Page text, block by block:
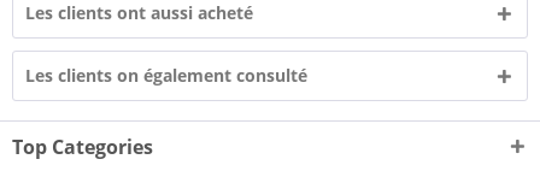
Les clients ont aussi acheté
Les clients on également consulté
Top Categories